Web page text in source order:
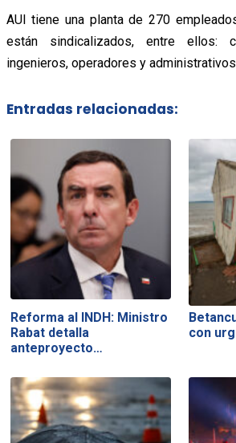
AUI tiene una planta de 270
están sindicalizados, entre ellos:
ingenieros, operadores y
Entradas relacionadas:
Reforma al INDH: Ministro
Rabat detalla
anteproyecto…
con